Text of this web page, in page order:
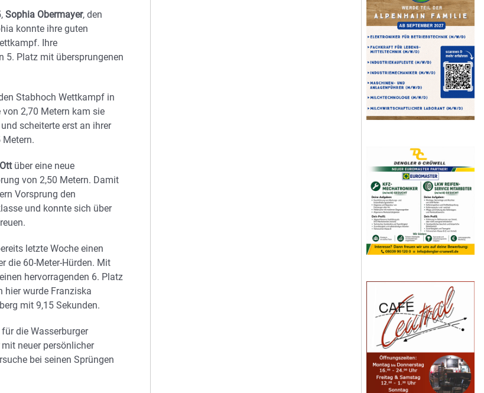
Sophia Obermayer, den
konnte ihre guten
Ihre
5. Platz mit übersprungenen
Stabhoch Wettkampf in
2,70 Metern kam sie
scheiterte erst an ihrer
Metern.
über eine neue
von 2,50 Metern. Damit
Vorsprung den
und konnte sich über
letzte Woche einen
die 60-Meter-Hürden. Mit
hervorragenden 6. Platz
hier wurde Franziska
mit 9,15 Sekunden.
die Wasserburger
mit neuer persönlicher
bei seinen Sprüngen